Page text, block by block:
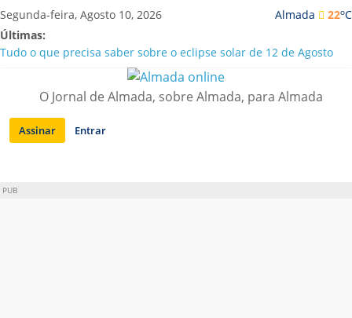
Saltar
para
conteúdo
Almada 22oC
Segunda-feira, Agosto 10, 2026
Últimas:
Tudo o que precisa saber sobre o eclipse solar de 12 de Agosto
Caparica | Orchestra GMO traz “Música sem Fronteiras” a Porto
Laranjeiro | Detido por tráfico de droga e posse de arma proibida
A “crise” da água em Almada: ilações e ensinamentos necessários
para o futuro
O Jornal de Almada, sobre Almada, para Almada
Assinar Entrar
PUB